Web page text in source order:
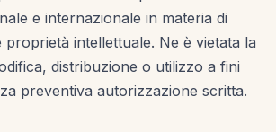
e internazionale in materia di
intellettuale. Ne è vietata la
distribuzione o utilizzo a fini
preventiva autorizzazione scritta.